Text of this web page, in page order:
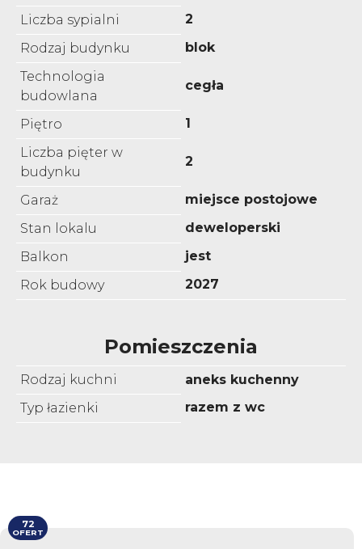
Liczba sypialni
2
Rodzaj budynku
blok
Technologia
budowlana
cegła
Piętro
1
Liczba pięter w
budynku
2
Garaż
miejsce postojowe
Stan lokalu
deweloperski
Balkon
jest
Rok budowy
2027
Pomieszczenia
Rodzaj kuchni
aneks kuchenny
Typ łazienki
razem z wc
72
OFERT